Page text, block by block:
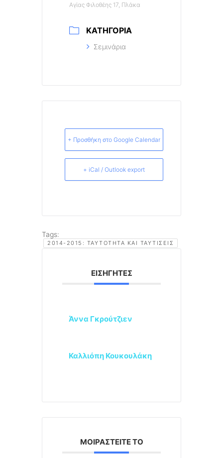
Αγίας Φιλοθέης 17, Πλάκα
ΚΑΤΗΓΟΡΊΑ
Σεμινάρια
+ Προσθήκη στο Google Calendar
+ iCal / Outlook export
Tags:
2014-2015: ΤΑΥΤΌΤΗΤΑ ΚΑΙ ΤΑΥΤΊΣΕΙΣ
ΕΙΣΗΓΗΤΈΣ
Άννα Γκρούτζιεν
Καλλιόπη Κουκουλάκη
ΜΟΙΡΑΣΤΕΊΤΕ ΤΟ